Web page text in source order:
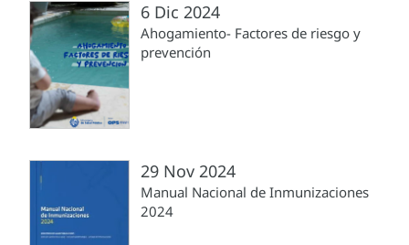
6 Dic 2024
Ahogamiento- Factores de riesgo y
prevención
29 Nov 2024
Manual Nacional de Inmunizaciones
2024